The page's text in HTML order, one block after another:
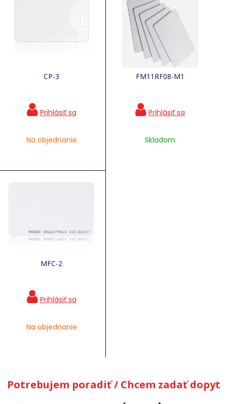
CP-3
Na objednanie
FM11RF08-M1
Skladom
MFC-2
Na objednanie
Potrebujem poradiť / Chcem zadať dopyt